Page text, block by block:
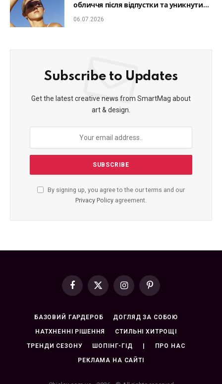
обличчя після відпустки та уникнути
фотостаріння
06.07.2026
Subscribe to Updates
Get the latest creative news from SmartMag about
art & design.
By signing up, you agree to the our terms and our
Privacy Policy agreement.
Facebook
X
InstagramPinterest
БАЗОВИЙ ГАРДЕРОБ ДОГЛЯД ЗА СОБОЮ
НАТХНЕННІ РІШЕННЯ СТИЛЬНІ ХИТРОЩІ
ТРЕНДИ СЕЗОНУ ШОПІНГ-ГІД | ПРО НАС
РЕКЛАМА НА САЙТІ